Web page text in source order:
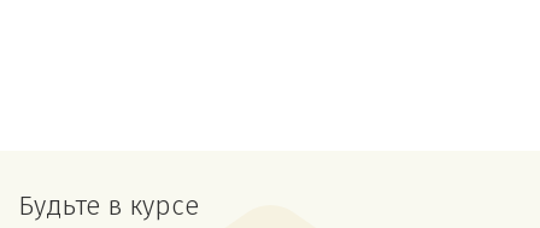
Будьте в курсе